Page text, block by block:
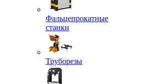
Фальцепрокатные
станки
Труборезы